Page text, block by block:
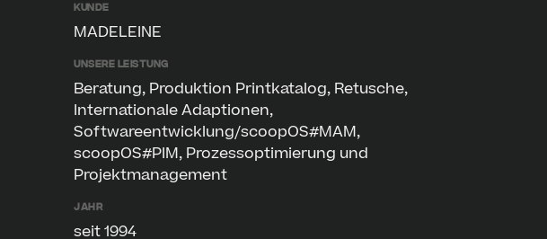
Kunde
MADELEINE
Unsere Leistung
Beratung, Produktion Printkatalog, Retusche,
Internationale Adaptionen,
Softwareentwicklung/scoopOS#MAM,
scoopOS#PIM, Prozessoptimierung und
Projektmanagement
Jahr
seit 1994